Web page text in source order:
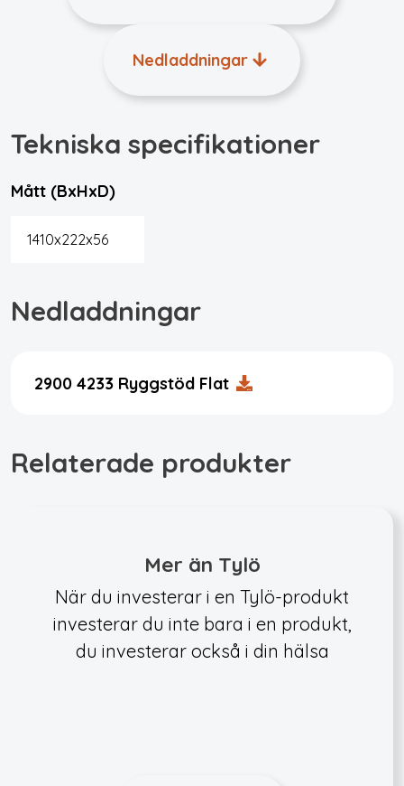
Nedladdningar
Tekniska specifikationer
Mått (BxHxD)
1410x222x56
Nedladdningar
2900 4233 Ryggstöd Flat
Relaterade produkter
Mer än Tylö
När du investerar i en Tylö-produkt
investerar du inte bara i en produkt,
du investerar också i din hälsa